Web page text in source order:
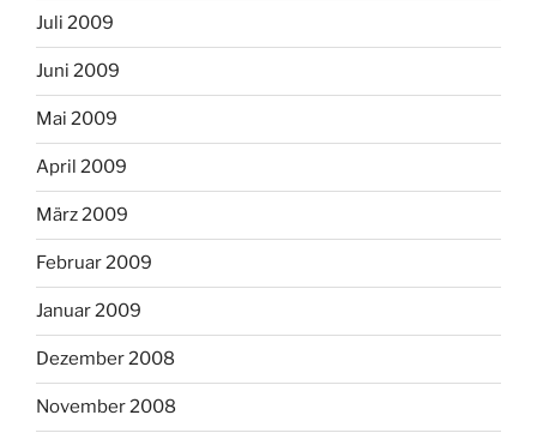
Juli 2009
Juni 2009
Mai 2009
April 2009
März 2009
Februar 2009
Januar 2009
Dezember 2008
November 2008